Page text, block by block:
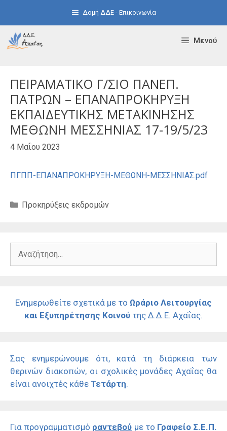
Δομή ΔΔΕ - Επικοινωνία
Μενού
ΠΕΙΡΑΜΑΤΙΚΟ Γ/ΣΙΟ ΠΑΝΕΠ.
ΠΑΤΡΩΝ – ΕΠΑΝΑΠΡΟΚΗΡΥΞΗ
ΕΚΠΑΙΔΕΥΤΙΚΗΣ ΜΕΤΑΚΙΝΗΣΗΣ
ΜΕΘΩΝΗ ΜΕΣΣΗΝΙΑΣ 17-19/5/23
4 Μαΐου 2023
ΠΓΠΠ-ΕΠΑΝΑΠΡΟΚΗΡΥΞΗ-ΜΕΘΩΝΗ-ΜΕΣΣΗΝΙΑΣ.pdf
Κατηγορίες
Προκηρύξεις εκδρομών
Αναζήτηση
Ενημερωθείτε σχετικά με το Ωράριο Λειτουργίας
και Εξυπηρέτησης Κοινού της Δ.Δ.Ε. Αχαΐας.
Σας ενημερώνουμε ότι, κατά τη διάρκεια των
θερινών διακοπών, οι σχολικές μονάδες Αχαΐας θα
είναι ανοιχτές κάθε Τετάρτη.
Για προγραμματισμό ραντεβού με το Γραφείο Σ.Ε.Π.